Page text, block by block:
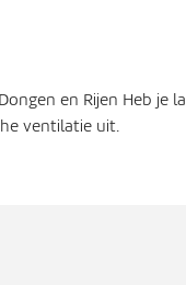
en Rijen Heb je
ventilatie uit.